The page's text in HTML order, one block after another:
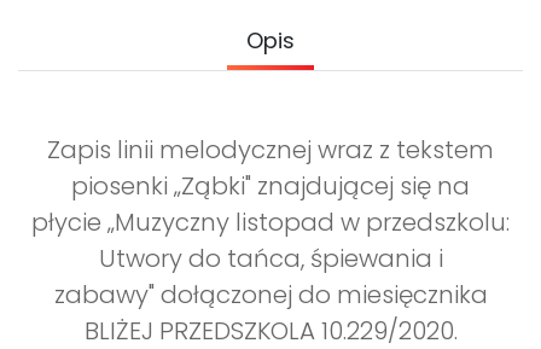
Pomoc
Opis
Zapis linii melodycznej wraz z tekstem
piosenki „Ząbki" znajdującej się na
płycie „Muzyczny listopad w przedszkolu:
Utwory do tańca, śpiewania i
zabawy" dołączonej do miesięcznika
BLIŻEJ PRZEDSZKOLA 10.229/2020.